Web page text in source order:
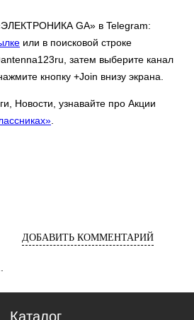
GA» в Telegram:
или в поисковой строке
затем выберите канал
кнопку +Join внизу экрана.
Новости, узнавайте про Акции
ДОБАВИТЬ КОММЕНТАРИЙ
Каталог